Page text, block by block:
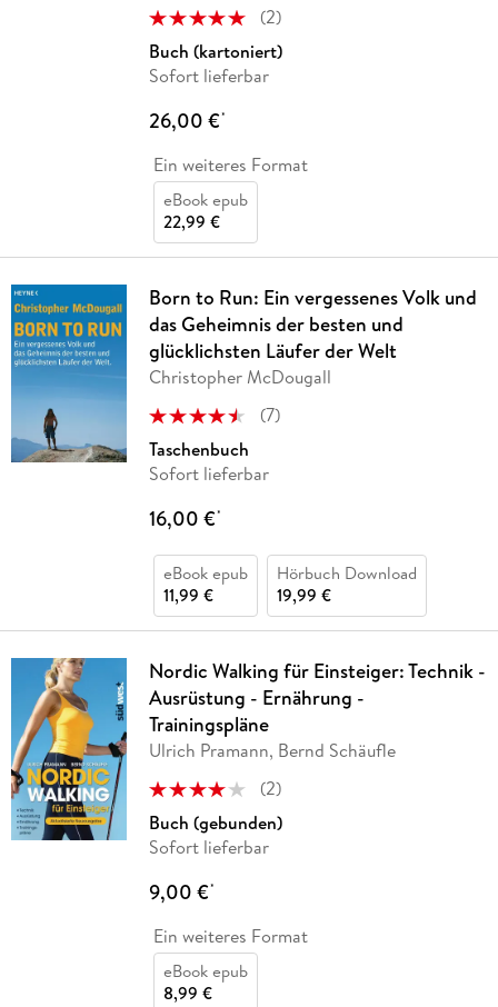
(2)
Buch (kartoniert)
Sofort lieferbar
26,00 €*
Ein weiteres Format
eBook epub
22,99 €
Born to Run: Ein vergessenes Volk und
das Geheimnis der besten und
glücklichsten Läufer der Welt
Christopher McDougall
(7)
Taschenbuch
Sofort lieferbar
16,00 €*
eBook epub
11,99 €
Hörbuch Download
19,99 €
Nordic Walking für Einsteiger: Technik -
Ausrüstung - Ernährung -
Trainingspläne
Ulrich Pramann, Bernd Schäufle
(2)
Buch (gebunden)
Sofort lieferbar
9,00 €*
Ein weiteres Format
eBook epub
8,99 €